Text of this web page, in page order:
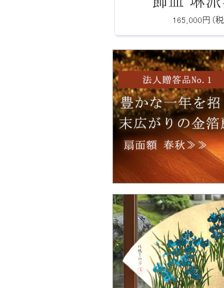
Ｑ：品切れの商品は、いつ頃入荷予定で
か。
Ｑ：100個以上の大量注文は可能ですか
Ｑ：ロゴをもとにしたオリジナルデザイ
は製作可能ですか？